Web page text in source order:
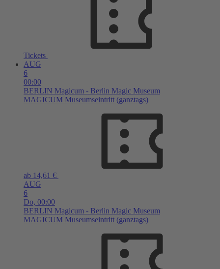
Tickets
AUG
6
00:00
BERLIN Magicum - Berlin Magic Museum
MAGICUM Museumseintritt (ganztags)
ab 14,61 €
AUG
6
Do, 00:00
BERLIN Magicum - Berlin Magic Museum
MAGICUM Museumseintritt (ganztags)